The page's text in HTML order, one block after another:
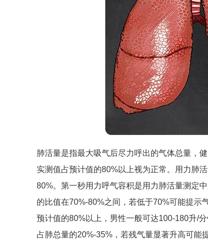
肺活量是指最大吸气后尽力呼出的气体总量，
实测值占预计值的80%以上视为正常。用力肺
80%。第一秒用力呼气容积是用力肺活量测定
的比值在70%-80%之间，若低于70%可能提示
预计值的80%以上，男性一般可达100-180升/
占肺总量的20%-35%，若残气量显著升高可能